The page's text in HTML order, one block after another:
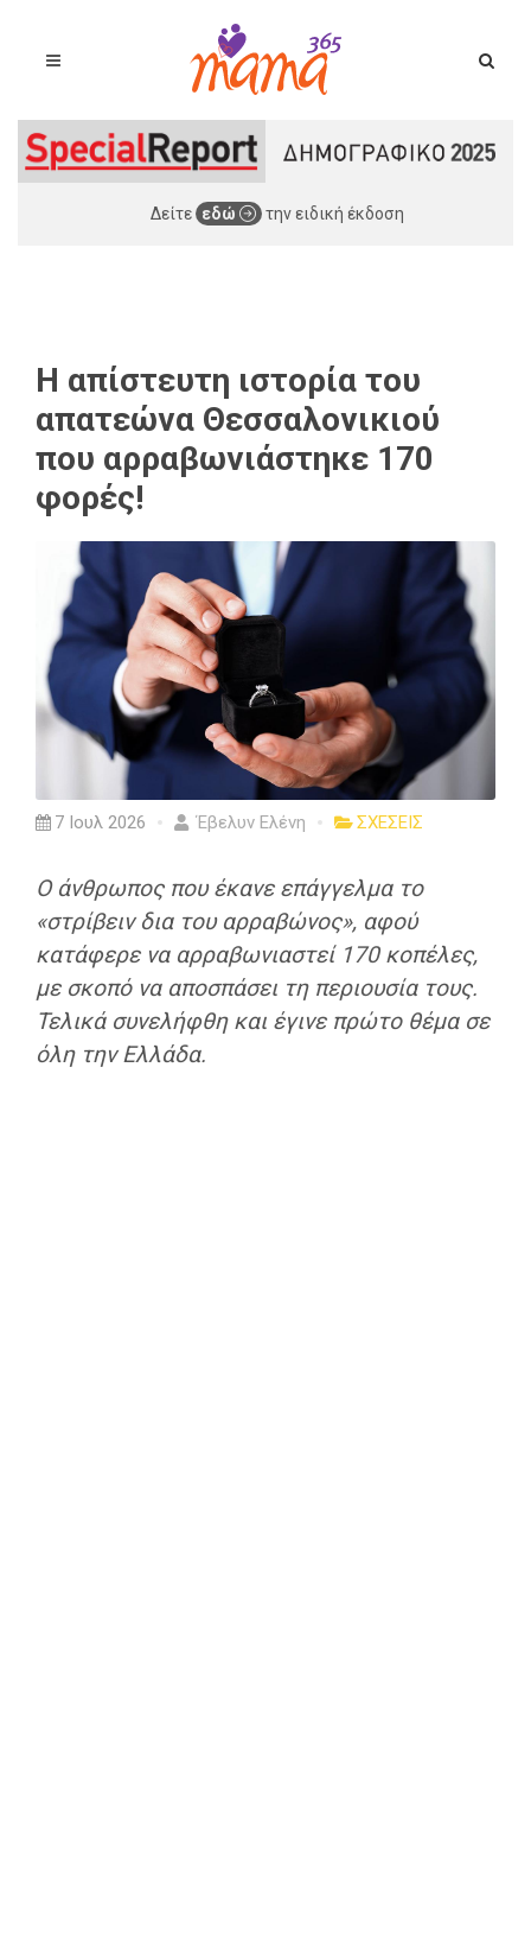
Δείτε εδώ την ειδική έκδοση
Η απίστευτη ιστορία του
απατεώνα Θεσσαλονικιού
που αρραβωνιάστηκε 170
φορές!
7 Ιουλ 2026 Έβελυν Ελένη ΣΧΕΣΕΙΣ
Ο άνθρωπος που έκανε επάγγελμα το
«στρίβειν δια του αρραβώνος», αφού
κατάφερε να αρραβωνιαστεί 170 κοπέλες,
με σκοπό να αποσπάσει τη περιουσία τους.
Τελικά συνελήφθη και έγινε πρώτο θέμα σε
όλη την Ελλάδα.